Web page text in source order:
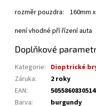
rozměr pouzdra: 160mm x
není vhodné pří řízení auta
Doplňkové
Kategorie: Dioptrické
Záruka:
2 roky
EAN:
5055860830514
Barva:
burgundy